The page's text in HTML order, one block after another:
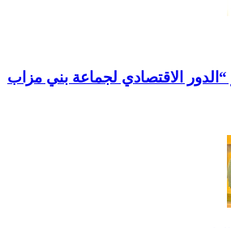
“الدور الاقتصادي لجماعة بني مزاب